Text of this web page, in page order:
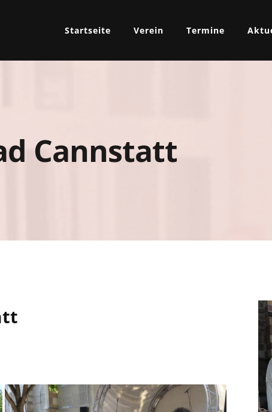
Startseite Verein Termine
Cannstatt